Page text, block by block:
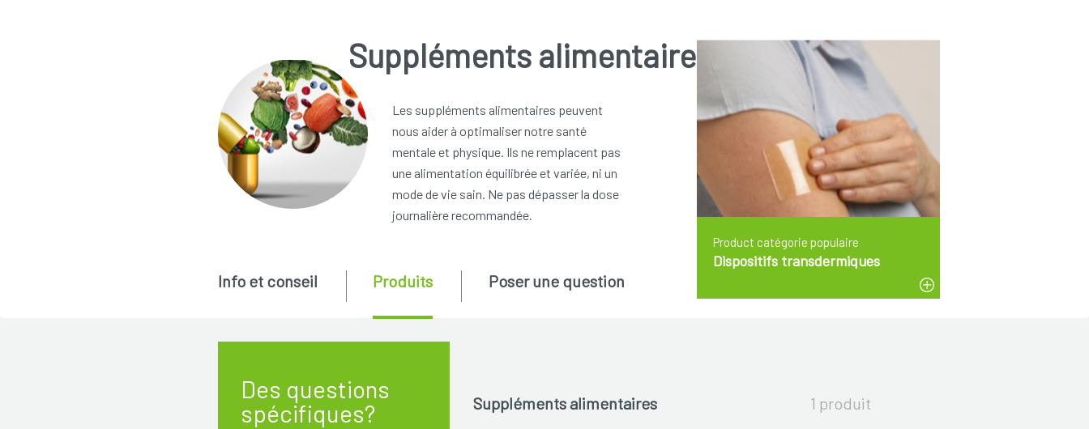
Product catégorie populaire
Dispositifs transdermiques
Suppléments alimentaires
Les suppléments alimentaires peuvent
nous aider à optimaliser notre santé
mentale et physique. Ils ne remplacent pas
une alimentation équilibrée et variée, ni un
mode de vie sain. Ne pas dépasser la dose
journalière recommandée.
Des questions
spécifiques?
Info et conseil Produits Poser une question
Suppléments alimentaires 1 produit